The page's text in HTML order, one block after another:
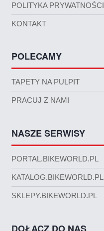
POLITYKA PRYWATNOŚCI
KONTAKT
POLECAMY
TAPETY NA PULPIT
PRACUJ Z NAMI
NASZE SERWISY
PORTAL.BIKEWORLD.PL
KATALOG.BIKEWORLD.PL
SKLEPY.BIKEWORLD.PL
DOŁĄCZ DO NAS